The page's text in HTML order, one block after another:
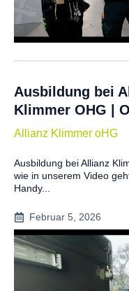
Ausbildung bei
Klimmer OHG |
Allianz Klimmer oHG
Ausbildung bei Allianz
wie in unserem Video
Handy...
Februar 5, 2026